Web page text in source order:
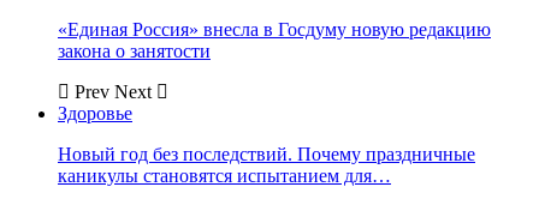
«Единая Россия» внесла в Госдуму новую редакцию
закона о занятости
Prev Next
Здоровье
Новый год без последствий. Почему праздничные
каникулы становятся испытанием для…